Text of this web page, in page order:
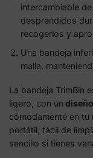
intercambiable
desprendidos
recogerlos y
Una bandeja
malla,
La bandeja TrimBin
ligero, con un
cómodamente en tu
portátil, fácil de
sencillo si tienes